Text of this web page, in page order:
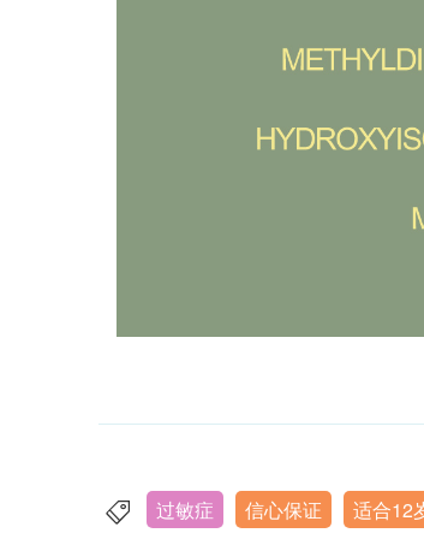
过敏症 信心保证 适合12